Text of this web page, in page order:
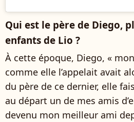
Qui est le père de Diego,
enfants de Lio ?
À cette époque, Diego, «
comme elle l’appelait avait
du père de ce dernier, elle
au départ un de mes amis
devenu mon meilleur ami